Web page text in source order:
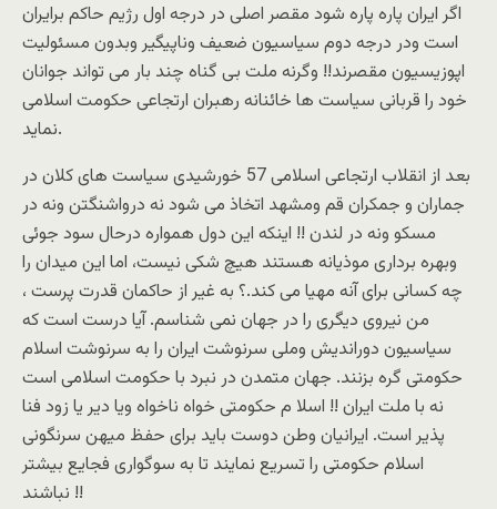
اگر ایران پاره پاره شود مقصر اصلی در درجه اول رژیم حاکم برایران
است ودر درجه دوم سیاسیون ضعیف وناپیگیر وبدون مسئولیت
اپوزیسیون مقصرند!! وگرنه ملت بی گناه چند بار می تواند جوانان
خود را قربانی سیاست ها خائنانه رهبران ارتجاعی حکومت اسلامی
نماید.
بعد از انقلاب ارتجاعی اسلامی 57 خورشیدی سیاست های کلان در
جماران و جمکران قم ومشهد اتخاذ می شود نه درواشنگتن ونه در
مسکو ونه در لندن !! اینکه این دول همواره درحال سود جوئی
وبهره برداری موذیانه هستند هیچ شکی نیست، اما این میدان را
چه کسانی برای آنه مهیا می کند.؟ به غیر از حاکمان قدرت پرست ،
من نیروی دیگری را در جهان نمی شناسم. آیا درست است که
سیاسیون دوراندیش وملی سرنوشت ایران را به سرنوشت اسلام
حکومتی گره بزنند. جهان متمدن در نبرد با حکومت اسلامی است
نه با ملت ایران !! اسلا م حکومتی خواه ناخواه ویا دیر یا زود فنا
پذیر است. ایرانیان وطن دوست باید برای حفظ میهن سرنگونی
اسلام حکومتی را تسریع نمایند تا به سوگواری فجایع بیشتر
نباشند !!